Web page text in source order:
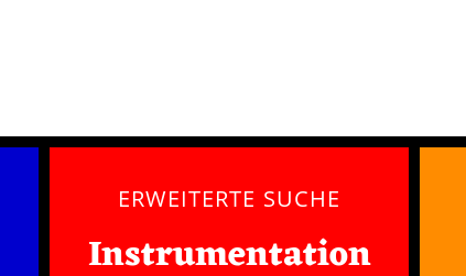
ERWEITERTE SUCHE
Instrumentation